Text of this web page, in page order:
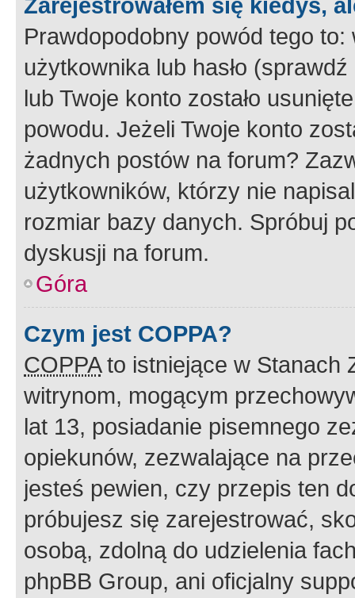
Prawdopodobny powód tego to:
użytkownika lub hasło
lub Twoje konto zostało
powodu. Jeżeli Twoje konto
żadnych postów na forum?
użytkowników, którzy nie
rozmiar bazy danych. Spróbuj
dyskusji na forum.
Góra
Czym jest COPPA?
COPPAto istniejące w Stanach
witrynom, mogącym
lat 13, posiadanie pisemnego
opiekunów, zezwalające na
jesteś pewien, czy przepis ten
próbujesz się zarejestrować,
osobą, zdolną do udzielenia
phpBB Group, ani oficjalny